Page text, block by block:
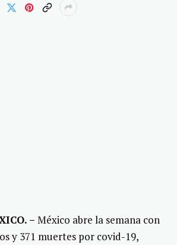
– México abre la semana con
y 371 muertes por covid-19,